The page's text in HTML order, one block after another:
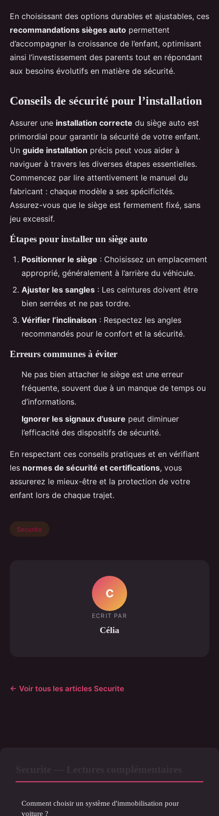
En choisissant des options durables et ajustables, ces
recommandations sièges auto permettent
d’accompagner la croissance de l’enfant, optimisant
ainsi l’investissement des parents tout en répondant
aux besoins évolutifs en matière de sécurité.
Conseils de sécurité pour l’installation
Assurer une installation correcte du siège auto est
primordial pour garantir la sécurité de votre enfant.
Un guide installation précis peut vous aider à
naviguer à travers les diverses étapes essentielles.
Commencez par lire attentivement le manuel du
fabricant : chaque modèle a ses spécificités.
Assurez-vous que le siège est fermement fixé, sans
jeu excessif.
Étapes pour installer un siège auto
Positionner le siège : Choisissez un emplacement
approprié, généralement à l’arrière du véhicule.
Ajuster les sangles : Les ceintures doivent être
bien serrées et ne pas tordre.
Vérifier l’inclinaison : Respectez les angles
recommandés pour le confort et la sécurité.
Erreurs communes à éviter
Ne pas bien attacher le siège est une erreur
fréquente, souvent due à un manque de temps ou
d’informations.
Ignorer les signaux d’usure peut diminuer
l’efficacité des dispositifs de sécurité.
En respectant ces conseils pratiques et en vérifiant
les normes de sécurité et certifications, vous
assurerez le mieux-être et la protection de votre
enfant lors de chaque trajet.
Securite
C
ECRIT PAR
Célia
← Voir tous les articles Securite
Comment choisir un système d'immobilisation pour
voiture ?